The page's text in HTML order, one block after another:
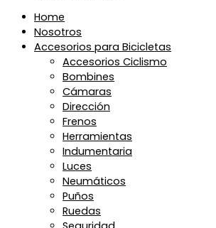
Home
Nosotros
Accesorios para Bicicletas
Accesorios Ciclismo
Bombines
Cámaras
Dirección
Frenos
Herramientas
Indumentaria
Luces
Neumáticos
Puños
Ruedas